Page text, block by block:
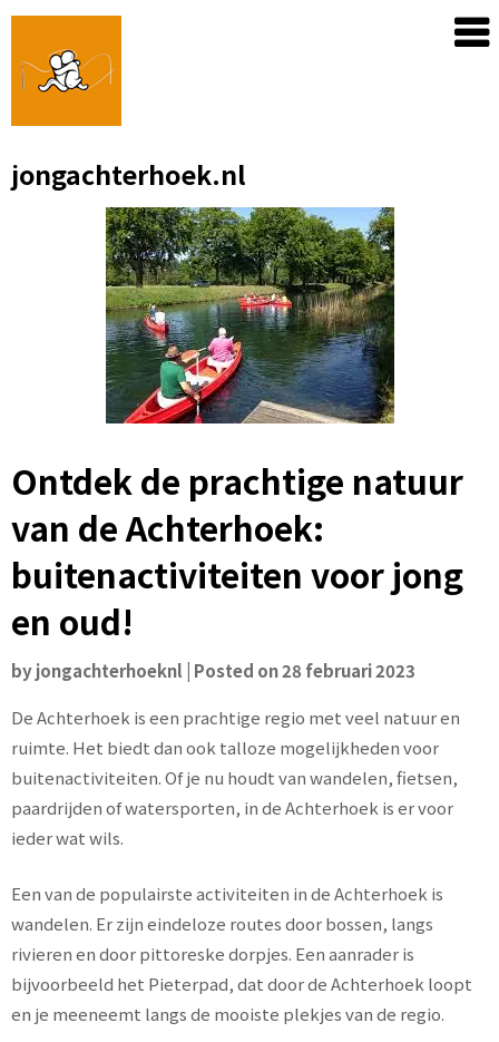
Skip
content
jongachterhoek.nl
Ontdek de prachtige natuur
van de Achterhoek:
buitenactiviteiten voor jong
en oud!
byjongachterhoeknl Posted on28 februari 2023
De Achterhoek is een prachtige regio met veel natuur en
ruimte. Het biedt dan ook talloze mogelijkheden voor
buitenactiviteiten. Of je nu houdt van wandelen, fietsen,
paardrijden of watersporten, in de Achterhoek is er voor
ieder wat wils.
Een van de populairste activiteiten in de Achterhoek is
wandelen. Er zijn eindeloze routes door bossen, langs
rivieren en door pittoreske dorpjes. Een aanrader is
bijvoorbeeld het Pieterpad, dat door de Achterhoek loopt
en je meeneemt langs de mooiste plekjes van de regio.